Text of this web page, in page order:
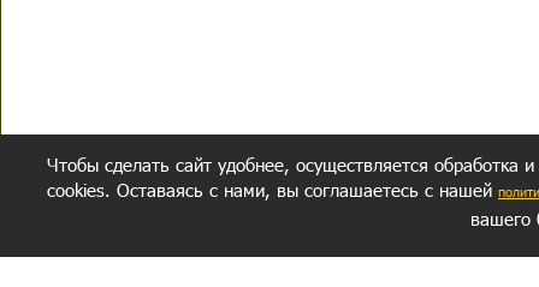
СЕКРЕТНЫЙ РАЗДЕЛ ВОПРОС-ОТВЕТ ОБ АВТОРЕ
Чтобы сделать сайт удобнее, осуществляется обработка
cookies. Оставаясь с нами, вы соглашаетесь с нашей
вашего